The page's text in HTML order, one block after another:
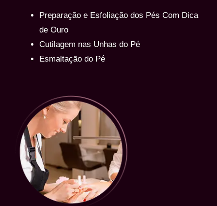
Preparação e Esfoliação dos Pés Com Dica
de Ouro
Cutilagem nas Unhas do Pé
Esmaltação do Pé